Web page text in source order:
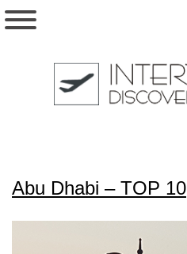
Abu Dhabi – TOP 10